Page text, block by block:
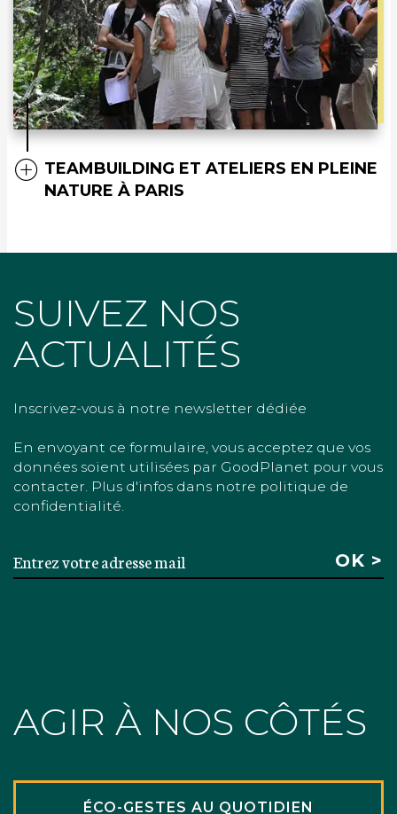
TEAMBUILDING ET ATELIERS EN PLEINE
NATURE À PARIS
SUIVEZ NOS
ACTUALITÉS
Inscrivez-vous à notre newsletter dédiée
En envoyant ce formulaire, vous acceptez que vos
données soient utilisées par GoodPlanet pour vous
contacter. Plus d'infos dans notre politique de
confidentialité.
AGIR À NOS CÔTÉS
ÉCO-GESTES AU QUOTIDIEN